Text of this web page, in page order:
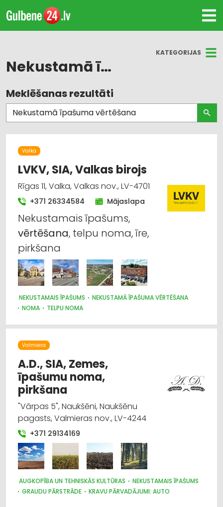
KATEGORIJAS
Nekustamā īpašuma vērtēšana
Visas nozares
Nekustamais īpašums
Finanšu darbība
Juridiskie pakalpojumi
Lombardi, ieķīlāšana
Līzings
Auto noma; vieglie auto
Bankas
Namu apsaimniekošana
Telpu noma
Meklēšanas rezultāti
Valka
LVKV, SIA, Valkas birojs
Rīgas 11, Valka, Valkas nov., LV-4701
+371 26334584 Mājaslapa
Nekustamais īpašums,
vērtēšana, telpu noma, īre,
pirkšana
NEKUSTAMAIS ĪPAŠUMS
NEKUSTAMĀ ĪPAŠUMA VĒRTĒŠANA
NOMA
TELPU NOMA
Valmiera
A.D., SIA, Zemes,
īpašumu noma,
pirkšana
"Vārpas 5", Naukšēni, Naukšēnu
pagasts, Valmieras nov., LV-4244
+371 29134169
AUGKOPĪBA UN TEHNISKĀS KULTŪRAS
NEKUSTAMAIS ĪPAŠUMS
GRAUDU PĀRSTRĀDE
KRAVU PĀRVADĀJUMI: AUTO